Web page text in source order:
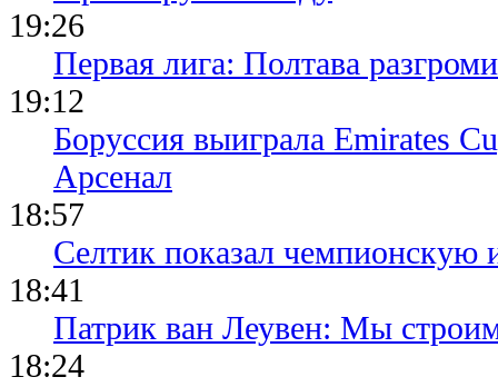
19:26
Первая лига: Полтава
19:12
Боруссия выиграла Emirates
Арсенал
18:57
Селтик показал чемпионскую
18:41
Патрик ван Леувен: Мы
18:24